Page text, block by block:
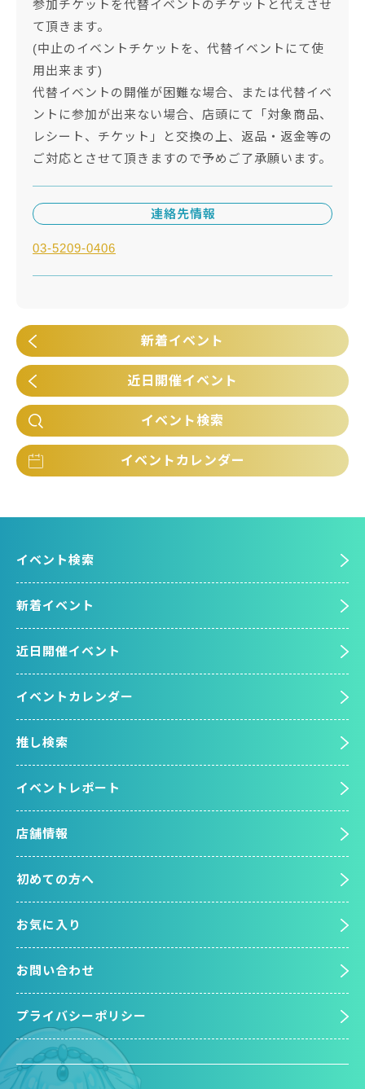
参加チケットを代替イベントのチケットと代えさせ
て頂きます。
(中止のイベントチケットを、代替イベントにて使
用出来ます)
代替イベントの開催が困難な場合、または代替イベ
ントに参加が出来ない場合、店頭にて「対象商品、
レシート、チケット」と交換の上、返品・返金等の
ご対応とさせて頂きますので予めご了承願います。
連絡先情報
03-5209-0406
新着イベント
近日開催イベント
イベント検索
イベントカレンダー
イベント検索
新着イベント
近日開催イベント
イベントカレンダー
推し検索
イベントレポート
店舗情報
初めての方へ
お気に入り
お問い合わせ
プライバシーポリシー